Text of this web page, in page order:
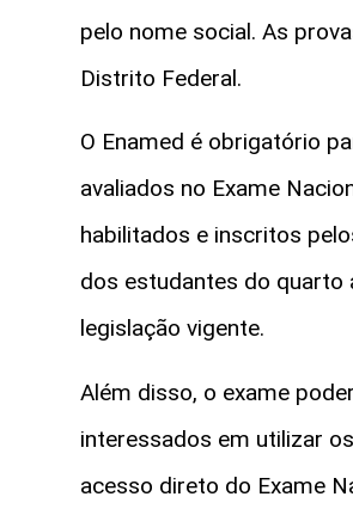
pelo nome social. As
Distrito Federal.
O Enamed é obrigatório
avaliados no Exame
habilitados e inscritos
dos estudantes do quarto
legislação vigente.
Além disso, o exame
interessados em utilizar
acesso direto do Exame